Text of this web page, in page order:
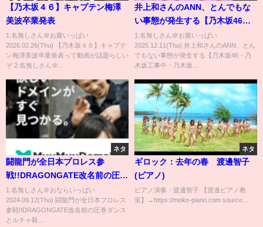
【乃木坂４６】キャプテン梅澤
美波卒業発表
1:名無しさん＠お腹いっぱい
2026.02.26(Thu) 【乃木坂４６】キャプテ
ン梅澤美波卒業発表って動画が話題らしい
ぞ 2:名無しさん＠...
井上和さんのANN、とんでもな
い事態が発生する【乃木坂46・
乃木坂工事中・乃木坂配信中】
1:名無しさん＠お腹いっぱい
2025.12.11(Thu) 井上和さんのANN、とん
でもない事態が発生する【乃木坂46・乃
木坂工事中・乃木坂...
ネタ
闘龍門が全日本プロレス参
戦!!DRAGONGATE改名前の圧巻
ダンスとルチャ殺法に会場大興
奮《2002/8/31》全日本プロレス
バトルライブラリー#205
1:名無しさん＠おならいっぱい
2024.09.12(Thu) 闘龍門が全日本プロレス
参戦!!DRAGONGATE改名前の圧巻ダンス
とルチャ殺...
ネタ
ギロック：去年の春 渡邊智子
(ピアノ)
ピアノ演奏：渡邊智子 【渡邊ピアノ教
室】→https://moko-piano.com source...